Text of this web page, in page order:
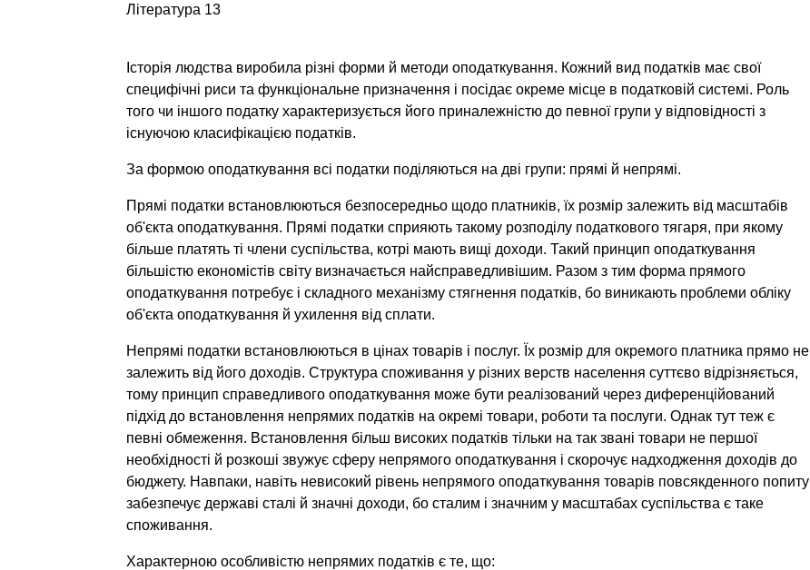
Література 13
Історія людства виробила різні форми й методи опо­даткування. Кожний вид податків має свої
специфічні риси та функціональне призначення і посідає окреме місце в по­датковій системі. Роль
того чи іншого податку характери­зується його приналежністю до певної групи у відповід­ності з
існуючою класифікацією податків.
За формою оподаткування всі податки поді­ляються на дві групи: прямі й непрямі.
Прямі податки встановлюються безпосередньо щодо платників, їх розмір залежить від масштабів
об'єкта оподаткування. Прямі податки сприяють такому розподілу по­даткового тягаря, при якому
більше платять ті члени су­спільства, котрі мають вищі доходи. Такий принцип опо­даткування
більшістю економістів світу визначається найсправедливішим. Разом з тим форма прямого
оподатку­вання потребує і складного механізму стягнення податків, бо виникають проблеми обліку
об'єкта оподаткування й ухилення від сплати.
Непрямі податки встановлюються в цінах товарів і послуг. Їх розмір для окремого платника прямо не
залежить від його доходів. Структура споживання у різних верств населення суттєво відрізняється,
тому принцип справедливого оподаткування може бути реалізований через диференційований
підхід до вста­новлення непрямих податків на окремі товари, роботи та послуги. Однак тут теж є
певні обмеження. Встановлення більш високих податків тільки на так звані товари не першої
необхідності й розкоші звужує сферу непрямого оподат­кування і скорочує надходження доходів до
бюджету. На­впаки, навіть невисокий рівень непрямого оподаткування товарів повсякденного попиту
забезпечує державі сталі й значні доходи, бо сталим і значним у масштабах суспіль­ства є таке
споживання.
Характерною особливістю непрямих податків є те, що: